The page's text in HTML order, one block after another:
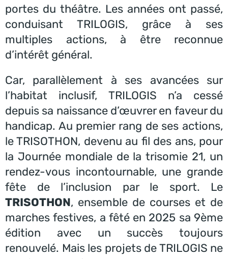
portes du théâtre. Les années ont passé,
conduisant TRILOGIS, grâce à ses
multiples actions, à être reconnue
d’intérêt général.
Car, parallèlement à ses avancées sur
l’habitat inclusif, TRILOGIS n’a cessé
depuis sa naissance d’œuvrer en faveur du
handicap. Au premier rang de ses actions,
le TRISOTHON, devenu au fil des ans, pour
la Journée mondiale de la trisomie 21, un
rendez-vous incontournable, une grande
fête de l’inclusion par le sport. Le
TRISOTHON, ensemble de courses et de
marches festives, a fêté en 2025 sa 9ème
édition avec un succès toujours
renouvelé. Mais les projets de TRILOGIS ne